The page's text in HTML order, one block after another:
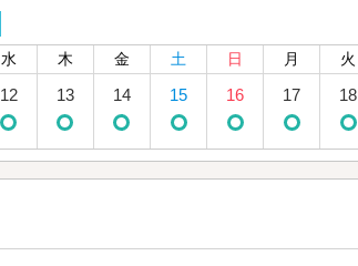
水 木 金 土 日 月 火
12 13 14 15 16 17 18